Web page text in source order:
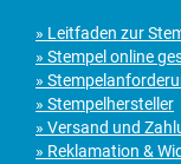
» Leitfaden zur
» Stempel online
»
» Stempelhersteller
» Versand und
» Reklamation &